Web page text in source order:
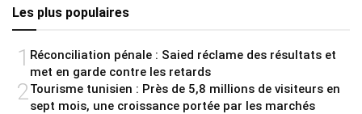
Les plus populaires
1 Réconciliation pénale : Saied réclame des résultats et
met en garde contre les retards
2Tourisme tunisien : Près de 5,8 millions de visiteurs en
sept mois, une croissance portée par les marchés